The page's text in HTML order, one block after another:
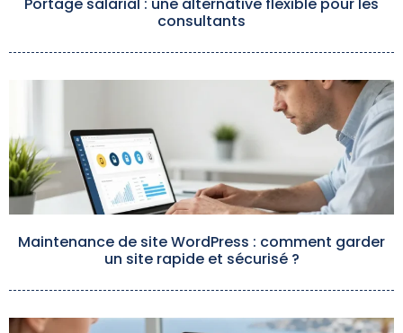
consultants
Maintenance de site WordPress : comment garder
un site rapide et sécurisé ?